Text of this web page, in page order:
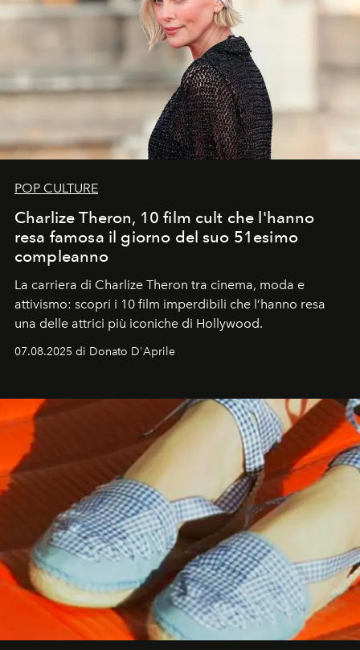
POP CULTURE
Charlize Theron, 10 film cult che l'hanno
resa famosa il giorno del suo 51esimo
compleanno
La carriera di Charlize Theron tra cinema, moda e
attivismo: scopri i 10 film imperdibili che l’hanno resa
una delle attrici più iconiche di Hollywood.
07.08.2025 di Donato D'Aprile